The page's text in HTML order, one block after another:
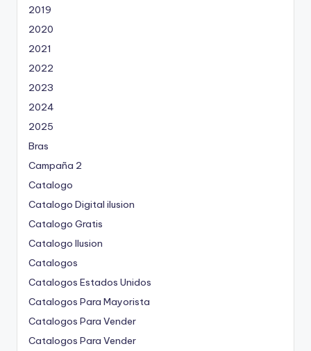
2019
2020
2021
2022
2023
2024
2025
Bras
Campaña 2
Catalogo
Catalogo Digital ilusion
Catalogo Gratis
Catalogo Ilusion
Catalogos
Catalogos Estados Unidos
Catalogos Para Mayorista
Catalogos Para Vender
Catalogos Para Vender